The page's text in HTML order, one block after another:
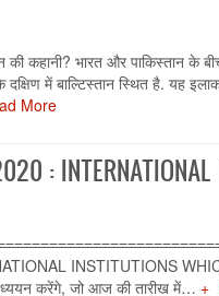
की कहानी? भारत और पाकिस्तान के
में बाल्टिस्तान स्थित है. यह
More
:
INSTITUTIONS
अध्ययन करेंगे, जो आज की तारीख में…